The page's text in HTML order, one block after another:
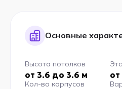
Основные
Высота потолков
от 3.6 до 3.6 м
Кол-во корпусов